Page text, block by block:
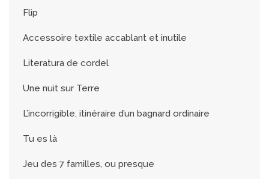
Flip
Accessoire textile accablant et inutile
Literatura de cordel
Une nuit sur Terre
L’incorrigible, itinéraire d’un bagnard ordinaire
Tu es là
Jeu des 7 familles, ou presque